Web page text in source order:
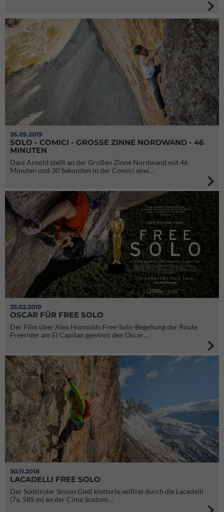
26.09.2019
SOLO - COMICI - GROSSE ZINNE NORDWAND - 46 M
INUTEN
Dani Arnold stellt an der Großen Zinne Nordwand mit 46
Minuten und 30 Sekunden in der Comici eine…
25.02.2019
OSCAR FÜR FREE SOLO
Der Film über Alex Honnolds Free-Solo-Begehung der Route
Freerider am El Capitan gewinnt den Oscar…
30.11.2018
LACADELLI FREE SOLO
Der Südtiroler Simon Gietl kletterte seilfrei durch die Lacedelli
(7a, 585 m) an der Cima Scotoni…